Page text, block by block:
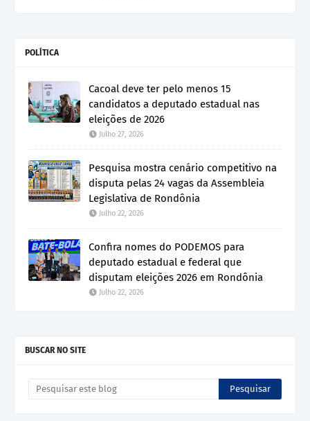
POLÍTICA
Cacoal deve ter pelo menos 15
candidatos a deputado estadual nas
eleições de 2026
Julho 27, 2026
Pesquisa mostra cenário competitivo na
disputa pelas 24 vagas da Assembleia
Legislativa de Rondônia
Julho 22, 2026
Confira nomes do PODEMOS para
deputado estadual e federal que
disputam eleições 2026 em Rondônia
Julho 22, 2026
BUSCAR NO SITE